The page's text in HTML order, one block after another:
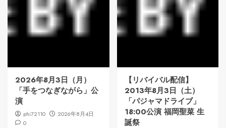
2026年8月3日（月）
「手をつなぎながら」公
演
phi72110
2026年8月4日
0
【リバイバル配信】
2013年8月3日（土）
「パジャマドライブ」
18:00公演 福岡聖菜 生
誕祭